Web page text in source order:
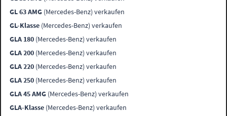
GL 63 AMG (Mercedes-Benz) verkaufen
GL-Klasse (Mercedes-Benz) verkaufen
GLA 180 (Mercedes-Benz) verkaufen
GLA 200 (Mercedes-Benz) verkaufen
GLA 220 (Mercedes-Benz) verkaufen
GLA 250 (Mercedes-Benz) verkaufen
GLA 45 AMG (Mercedes-Benz) verkaufen
GLA-Klasse (Mercedes-Benz) verkaufen